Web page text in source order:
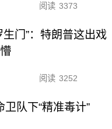
阅读 3373
生门”：特朗普这出戏
阅读 3252
队下“精准毒计”